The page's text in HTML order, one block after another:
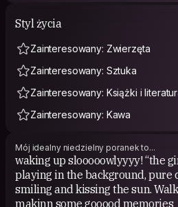
Styl życia
Zainteresowany: Zwierzęta
Zainteresowany: Sztuka
Zainteresowany: Książki i
Zainteresowany: Kawa
Mój idealny niedzielny poranek to...
waking up slooooowlyyyy! “the
playing in the background, pure
smiling and kissing the sun.
makinn some gooood memories